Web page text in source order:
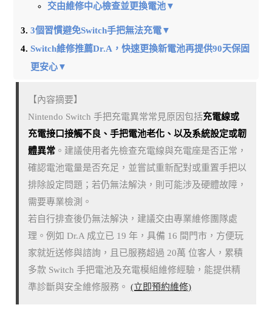
交由維修中心檢查並更換電池▼
3個習慣避免Switch手把無法充電▼
Switch維修推薦Dr.A，快速更換新電池再提供90天保固
更安心▼
【內容摘要】
Nintendo Switch 手把充電異常常見原因包括充電線或
充電接口接觸不良、手把電池老化、以及系統設定或韌
體異常 。建議使用者先檢查充電線與充電座是否正常，
確認電池電量是否充足，並嘗試重新配對或重置手把以
排除設定問題；若仍無法解決，則可能涉及硬體故障，
需要專業檢測。
若自行排查後仍無法解決，建議交由專業維修團隊處
理。例如 Dr.A 成立已 19 年，具備 16 間門市，方便玩
家就近送修與諮詢，且已服務超過 20萬 位客人，累積
多款 Switch 手把電池及充電模組維修經驗，能提供精
準診斷與安全維修服務。(立即預約維修)